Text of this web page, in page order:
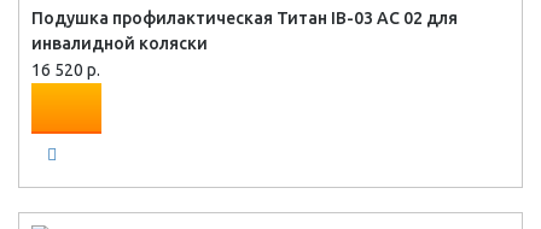
Подушка профилактическая Титан IB-03 AC 02 для
инвалидной коляски
16 520 р.